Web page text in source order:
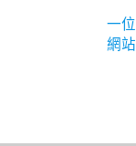
一
網